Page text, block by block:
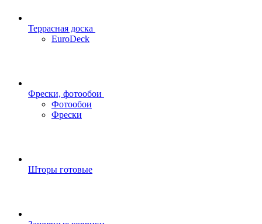
Террасная доска
EuroDeck
Фрески, фотообои
Фотообои
Фрески
Шторы готовые